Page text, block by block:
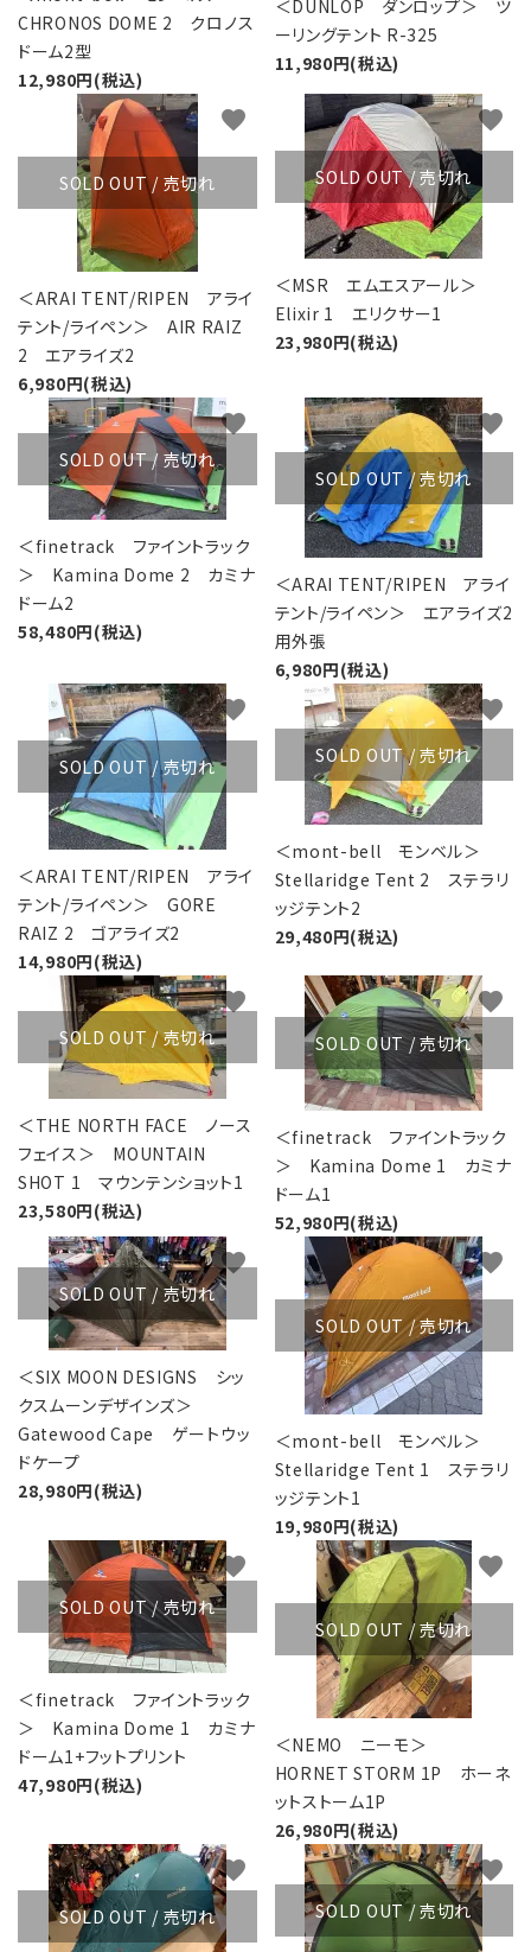
CHRONOS DOME 2 クロノス
ドーム2型
12,980円(税込)
＜DUNLOP ダンロップ＞ ツ
ーリングテント R-325
11,980円(税込)
SOLD OUT / 売切れ
＜ARAI TENT/RIPEN アライ
テント/ライペン＞ AIR RAIZ
2 エアライズ2
6,980円(税込)
favorite
SOLD OUT / 売切れ
＜MSR エムエスアール＞
Elixir 1 エリクサー1
23,980円(税込)
favorite
SOLD OUT / 売切れ
＜finetrack ファイントラック
＞ Kamina Dome 2 カミナ
ドーム2
58,480円(税込)
favorite
SOLD OUT / 売切れ
＜ARAI TENT/RIPEN アライ
テント/ライペン＞ エアライズ2
用外張
6,980円(税込)
favorite
SOLD OUT / 売切れ
＜ARAI TENT/RIPEN アライ
テント/ライペン＞ GORE
RAIZ 2 ゴアライズ2
14,980円(税込)
favorite
SOLD OUT / 売切れ
＜mont-bell モンベル＞
Stellaridge Tent 2 ステラリ
ッジテント2
29,480円(税込)
favorite
SOLD OUT / 売切れ
＜THE NORTH FACE ノース
フェイス＞ MOUNTAIN
SHOT 1 マウンテンショット1
23,580円(税込)
favorite
SOLD OUT / 売切れ
＜finetrack ファイントラック
＞ Kamina Dome 1 カミナ
ドーム1
52,980円(税込)
favorite
SOLD OUT / 売切れ
＜SIX MOON DESIGNS シッ
クスムーンデザインズ＞
Gatewood Cape ゲートウッ
ドケープ
28,980円(税込)
favorite
SOLD OUT / 売切れ
＜mont-bell モンベル＞
Stellaridge Tent 1 ステラリ
ッジテント1
19,980円(税込)
favorite
SOLD OUT / 売切れ
＜finetrack ファイントラック
＞ Kamina Dome 1 カミナ
ドーム1+フットプリント
47,980円(税込)
favorite
SOLD OUT / 売切れ
＜NEMO ニーモ＞
HORNET STORM 1P ホーネ
ットストーム1P
26,980円(税込)
favorite
SOLD OUT / 売切れ
favorite
SOLD OUT / 売切れ
favorite